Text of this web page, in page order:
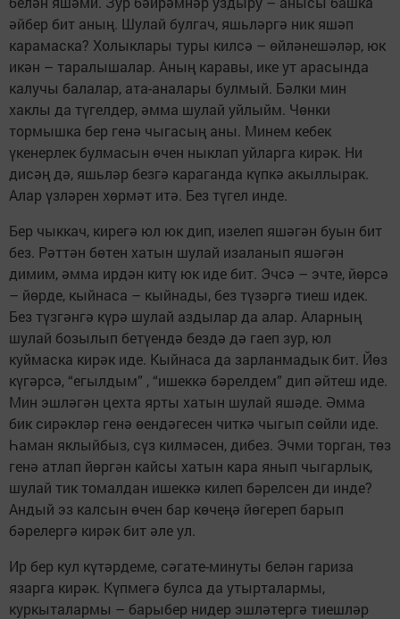
әйбер бит аның. Шулай булгач, яшьләргә ник яшәп
карамаска? Холыклары туры килсә – өйләнешәләр, юк
икән – таралышалар. Аның каравы, ике ут арасында
калучы балалар, ата-аналары булмый. Бәлки мин
хаклы да түгелдер, әмма шулай уйлыйм. Чөнки
тормышка бер генә чыгасың аны. Минем кебек
үкенерлек булмасын өчен ныклап уйларга кирәк. Ни
дисәң дә, яшьләр безгә караганда күпкә акыллырак.
Алар үзләрен хөрмәт итә. Без түгел инде.
Бер чыккач, кирегә юл юк дип, изелеп яшәгән буын бит
без. Рәттән бөтен хатын шулай изаланып яшәгән
димим, әмма ирдән китү юк иде бит. Эчсә – эчте, йөрсә
– йөрде, кыйнаса – кыйнады, без түзәргә тиеш идек.
Без түзгәнгә күрә шулай аздылар да алар. Аларның
шулай бозылып бетүендә бездә дә гаеп зур, юл
куймаска кирәк иде. Кыйнаса да зарланмадык бит. Йөз
күгәрсә, “егылдым” , “ишеккә бәрелдем” дип әйтеш иде.
Мин эшләгән цехта ярты хатын шулай яшәде. Әмма
бик сирәкләр генә өендәгесен читкә чыгып сөйли иде.
Һаман яклыйбыз, сүз килмәсен, дибез. Эчми торган, төз
генә атлап йөргән кайсы хатын кара янып чыгарлык,
шулай тик томалдан ишеккә килеп бәрелсен ди инде?
Андый эз калсын өчен бар көчеңә йөгереп барып
бәрелергә кирәк бит әле ул.
Ир бер кул күтәрдеме, сәгате-минуты белән гариза
язарга кирәк. Күпмегә булса да утырталармы,
куркыталармы – барыбер нидер эшләтергә тиешләр